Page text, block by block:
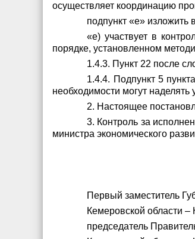
осуществляет координацию
подпункт «е»
«е) участвует в
порядке, установленном
1.4.3. Пункт 22 после
1.4.4. Подпункт 5
необходимости могут
2. Настоящее
3. Контроль за
министра экономического
Первый заместитель
Кемеровской области –
председатель